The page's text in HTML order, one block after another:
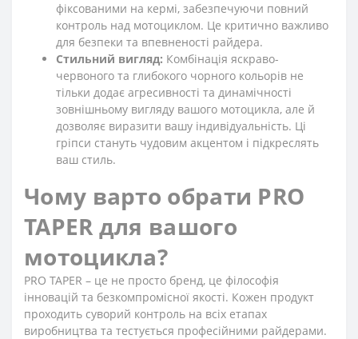
фіксованими на кермі, забезпечуючи повний
контроль над мотоциклом. Це критично важливо
для безпеки та впевненості райдера.
Стильний вигляд: Комбінація яскраво-
червоного та глибокого чорного кольорів не
тільки додає агресивності та динамічності
зовнішньому вигляду вашого мотоцикла, але й
дозволяє виразити вашу індивідуальність. Ці
гріпси стануть чудовим акцентом і підкреслять
ваш стиль.
Чому варто обрати PRO
TAPER для вашого
мотоцикла?
PRO TAPER – це не просто бренд, це філософія
інновацій та безкомпромісної якості. Кожен продукт
проходить суворий контроль на всіх етапах
виробництва та тестується професійними райдерами.